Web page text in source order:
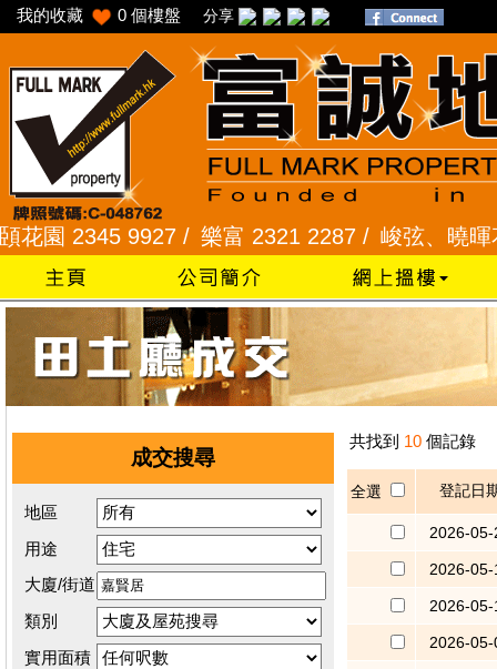
我的收藏 0 個樓盤 分享
園 2345 9927 /樂富 2321 2287 /峻弦、曉暉花
成交搜尋
地區
用途
大廈/街道
類別
實用面積
共找到 10 個記錄
全選 登記日
2026-05-
2026-05-
2026-05-
2026-05-